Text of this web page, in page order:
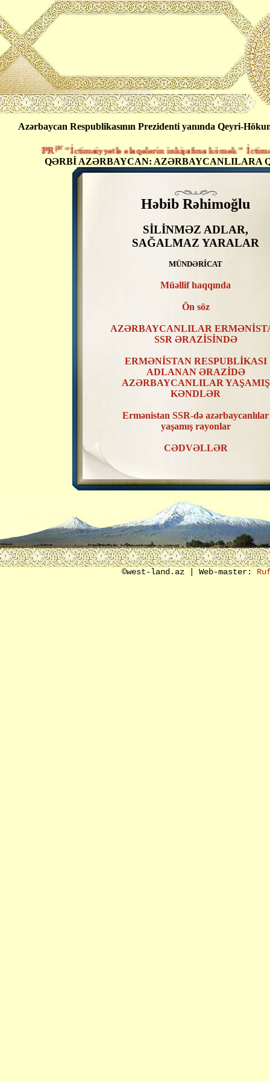
Azərbaycan Respublikasının Prezidenti yanında Qeyri-
PRpr“İctimaiyyətlə əlaqələrin inkişafına kömək “ İctimai
QƏRBİ AZƏRBAYCAN: AZƏRBAYCANLILARA
Həbib Rəhimoğlu
SİLİNMƏZ ADLAR,
SAĞALMAZ YARALAR
MÜNDƏRİCAT
Müəllif haqqında
Ön söz
AZƏRBAYCANLILAR
SSR ƏRAZİSİNDƏ
ERMƏNİSTAN RESPUBLİKASI
ADLANAN ƏRAZİDƏ
AZƏRBAYCANLILAR YAŞAMIŞ
KƏNDLƏR
Ermənistan SSR-də azərbaycanlılar
yaşamış rayonlar
CƏDVƏLLƏR
ERMƏNİSTAN SSR
AZƏRBAYCANLILAR YAŞAMIŞ
KƏNDLƏRİN RAYONLAR
TƏSNİFATI
SON SÖZ ƏVƏZİ
©west-land.az | Web-master: